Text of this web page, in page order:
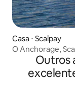
Casa ⋅ Scalpay
O Anchorage,
Outros